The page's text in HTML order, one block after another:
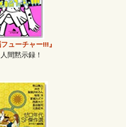
フューチャー!!!』
間黙示録！